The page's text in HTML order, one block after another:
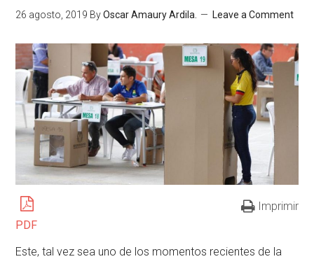
26 agosto, 2019 ByOscar Amaury Ardila. Leave a Comment
PDF
Imprimir
Este, tal vez sea uno de los momentos recientes de la